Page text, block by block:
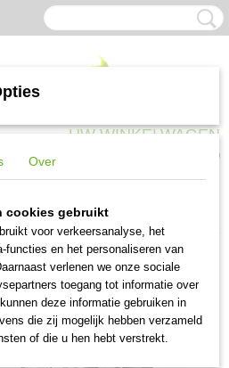
UW WINKELWAGEN
(0)
85 liter verzinkte bak
Over
cookies gebruikt
voor verkeersanalyse, het
functies en het personaliseren van
verlenen we onze sociale
toegang tot informatie over
deze informatie gebruiken in
die zij mogelijk hebben verzameld
of die u hen hebt verstrekt.